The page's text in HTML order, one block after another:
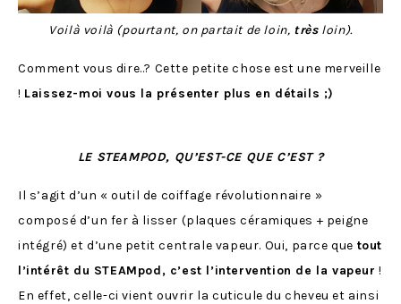
Voilà voilà (pourtant, on partait de loin, trèsloin).
Comment vous dire..? Cette petite chose est une merveille
! Laissez-moi vous la présenter plus en détails ;)
LE STEAMPOD, QU’EST-CE QUE C’EST ?
Il s’agit d’un « outil de coiffage révolutionnaire »
composé d’un fer à lisser (plaques céramiques + peigne
intégré) et d’une petit centrale vapeur. Oui, parce que tout
l’intérêt du STEAMpod, c’est l’intervention de la vapeur !
En effet, celle-ci vient ouvrir la cuticule du cheveu et ainsi